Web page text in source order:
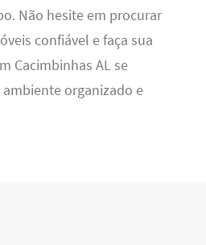
Não hesite em procurar
confiável e faça sua
Cacimbinhas AL se
organizado e